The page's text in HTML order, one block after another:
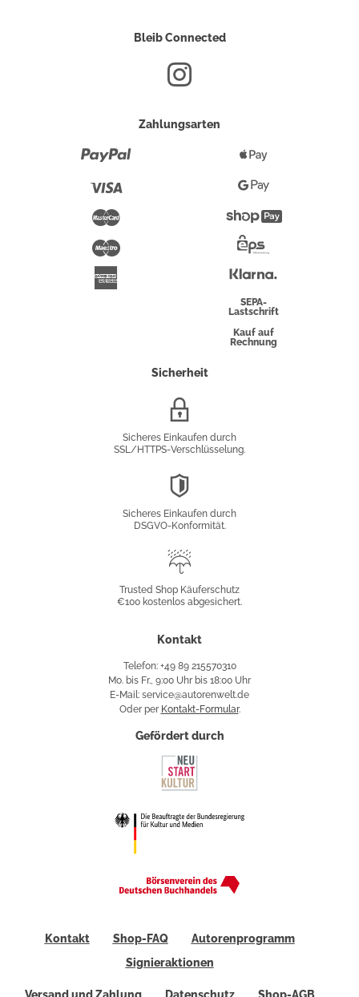
Bleib Connected
Zahlungsarten
Maestro
Pay
Google
PayShopify
Überweisung
SEPA-
Lastschrift
Kauf auf
Rechnung
Sicherheit
Sicheres Einkaufen durch
SSL/HTTPS-Verschlüsselung.
Sicheres Einkaufen durch
DSGVO-Konformität.
Käuferschutz
Trusted Shop Käuferschutz
€100 kostenlos abgesichert.
Kontakt
Telefon: +49 89 215570310
Mo. bis Fr., 9:00 Uhr bis 18:00 Uhr
E-Mail: service@autorenwelt.de
Oder per Kontakt-Formular.
Gefördert durch
Kontakt Shop-FAQ
Autorenprogramm
Signieraktionen
Versand und Zahlung Datenschutz Shop-AGB